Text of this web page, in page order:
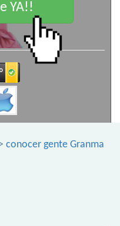
YA!!
conocer gente Granma